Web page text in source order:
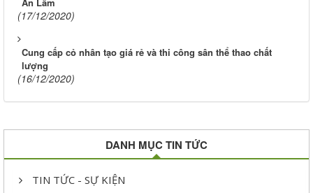
(17/12/2020)
Cung cấp cỏ nhân tạo giá rẻ và thi công sân thể thao chất
lượng
(16/12/2020)
DANH MỤC TIN TỨC
TIN TỨC - SỰ KIỆN